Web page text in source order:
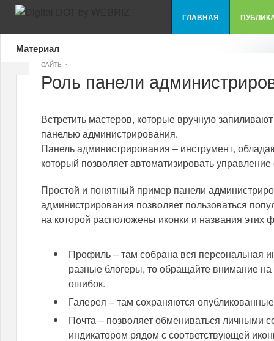
ГЛАВНАЯ
Материал
САЙТЫ ·
Роль панели
Встретить мастеров, которые вручную
панелью администрирования.
Панель администрирования – инструмент,
который позволяет автоматизировать
Простой и понятный пример панели
администрирования позволяет пользоваться
на которой расположены иконки и названия этих
Профиль – там собрана вся персональная
разные блогеры, то обращайте внимание
ошибок.
Галерея – там сохраняются
Почта – позволяет обмениваться личными
индикатором рядом с соответствующей